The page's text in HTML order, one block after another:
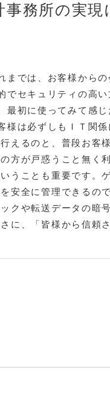
務所の実
までは、お客様から
でセキュリティの高い
最初に使ってみて感
様は必ずしもＩＴ関
えるのと、普段お客
方が戸惑うこと無く
うことも重要です。
安全に管理できる
クや転送データの暗
に、「皆様から信頼